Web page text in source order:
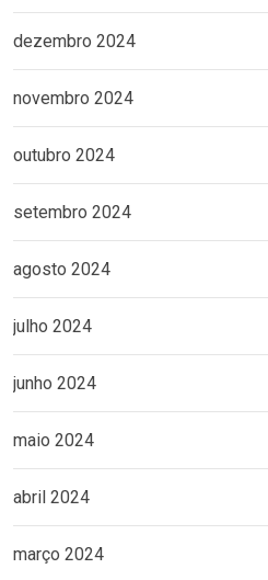
dezembro 2024
novembro 2024
outubro 2024
setembro 2024
agosto 2024
julho 2024
junho 2024
maio 2024
abril 2024
março 2024